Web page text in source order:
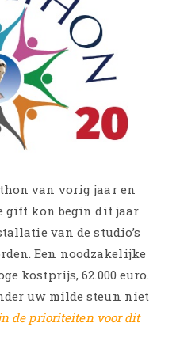
van vorig jaar en
gift kon begin dit jaar
van de studio’s
Een noodzakelijke
kostprijs, 62.000 euro.
uw milde steun niet
de prioriteiten voor dit